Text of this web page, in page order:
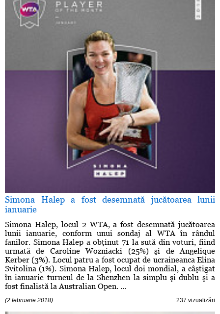
Simona Halep a fost desemnată jucătoarea lunii
ianuarie
Simona Halep, locul 2 WTA, a fost desemnată jucătoarea
lunii ianuarie, conform unui sondaj al WTA în rândul
fanilor. Simona Halep a obţinut 71 la sută din voturi, fiind
urmată de Caroline Wozniacki (25%) şi de Angelique
Kerber (3%). Locul patru a fost ocupat de ucraineanca Elina
Svitolina (1%). Simona Halep, locul doi mondial, a câştigat
în ianuarie turneul de la Shenzhen la simplu şi dublu şi a
fost finalistă la Australian Open. ...
(2 februarie 2018) 237 vizualizări